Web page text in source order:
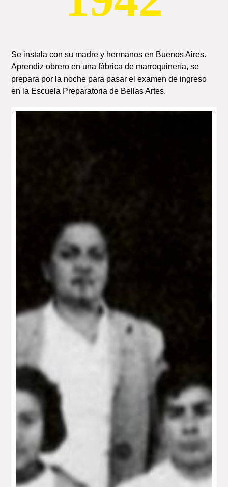
Se instala con su madre y hermanos en Buenos Aires.
Aprendiz obrero en una fábrica de marroquinería, se
prepara por la noche para pasar el examen de ingreso
en la Escuela Preparatoria de Bellas Artes.